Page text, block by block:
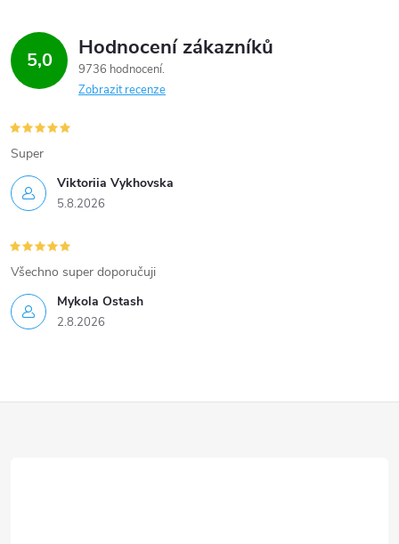
5,0 Hodnocení zákazníků
9736 hodnocení
Zobrazit recenze
Viktoriia Vykhovska
5.8.2026
Super
Mykola Ostash
2.8.2026
Všechno super doporučuji